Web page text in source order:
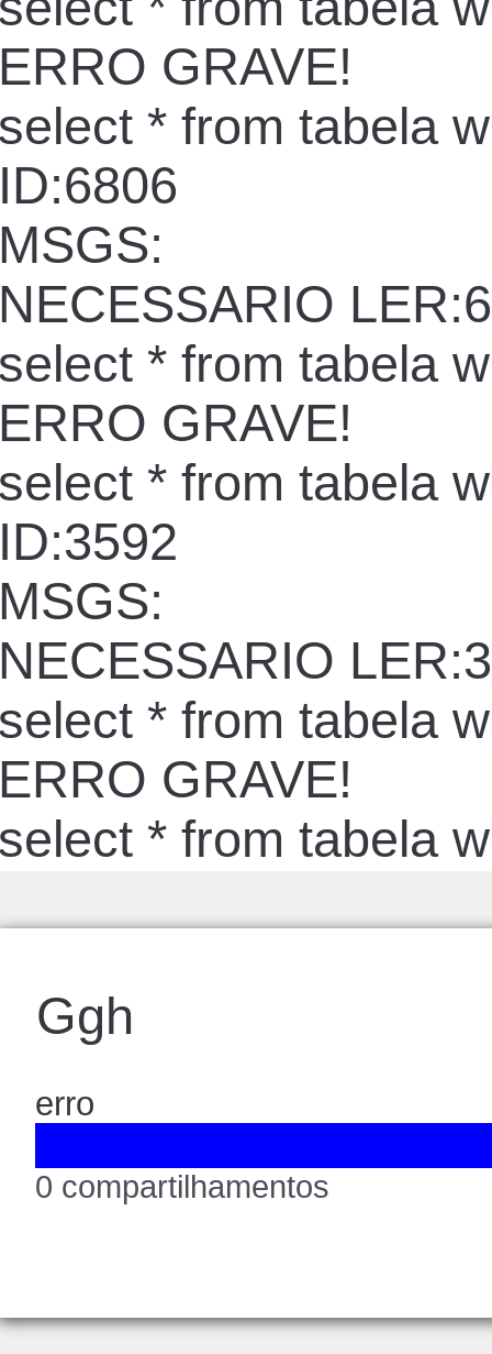
GRAVE!
* from tabela
* from tabela
GRAVE!
* from tabela
* from tabela
GRAVE!
* from tabela
Ggh
erro
0 compartilhamentos